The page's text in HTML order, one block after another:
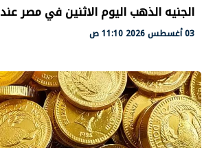
الجنيه الذهب اليوم الاثنين في مصر عند 47440
03 أغسطس 2026 11:10 ص